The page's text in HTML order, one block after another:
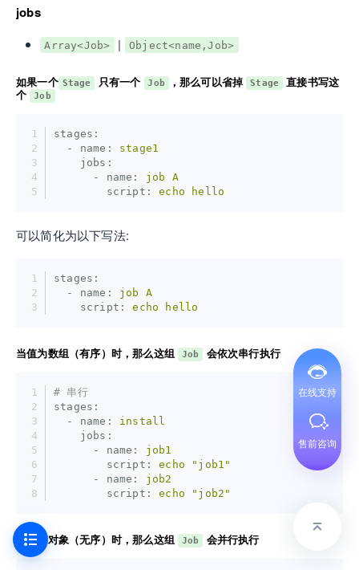
jobs
Array<Job> | Object<name,Job>
如果一个 Stage 只有一个 Job ，那么可以省掉 Stage 直接书写这
个 Job
stages:
  - name:
stage1
    jobs:
      - name:
job
A
        script:
echo hello
可以简化为以下写法:
stages:
  - name:
job
A
    script:
echo hello
当值为数组（有序）时，那么这组 Job 会依次串行执行
# 串行
stages:
  - name:
install
    jobs:
      - name:
job1
        script:
echo
"job1"
      - name:
job2
        script:
echo "job2"
当值为对象（无序）时，那么这组 Job 会并行执行
在线支持
售前咨询